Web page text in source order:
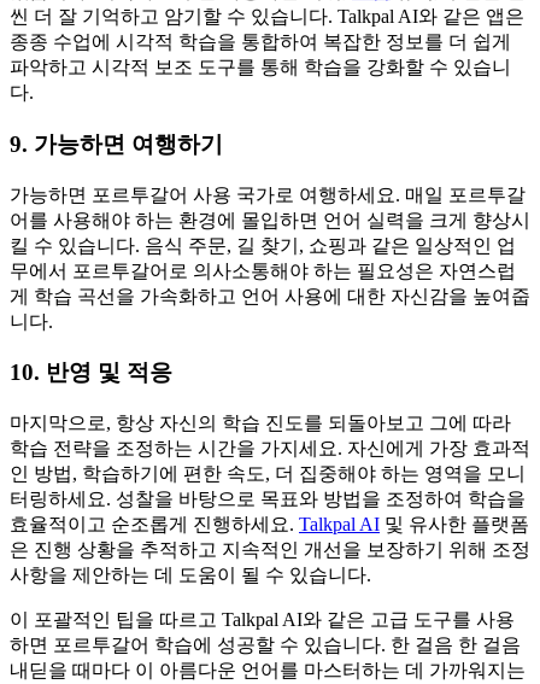
씬 더 잘 기억하고 암기할 수 있습니다. Talkpal AI와 같은 앱은
종종 수업에 시각적 학습을 통합하여 복잡한 정보를 더 쉽게
파악하고 시각적 보조 도구를 통해 학습을 강화할 수 있습니
다.
9. 가능하면 여행하기
가능하면 포르투갈어 사용 국가로 여행하세요. 매일 포르투갈
어를 사용해야 하는 환경에 몰입하면 언어 실력을 크게 향상시
킬 수 있습니다. 음식 주문, 길 찾기, 쇼핑과 같은 일상적인 업
무에서 포르투갈어로 의사소통해야 하는 필요성은 자연스럽
게 학습 곡선을 가속화하고 언어 사용에 대한 자신감을 높여줍
니다.
10. 반영 및 적응
마지막으로, 항상 자신의 학습 진도를 되돌아보고 그에 따라
학습 전략을 조정하는 시간을 가지세요. 자신에게 가장 효과적
인 방법, 학습하기에 편한 속도, 더 집중해야 하는 영역을 모니
터링하세요. 성찰을 바탕으로 목표와 방법을 조정하여 학습을
효율적이고 순조롭게 진행하세요. Talkpal AI 및 유사한 플랫폼
은 진행 상황을 추적하고 지속적인 개선을 보장하기 위해 조정
사항을 제안하는 데 도움이 될 수 있습니다.
이 포괄적인 팁을 따르고 Talkpal AI와 같은 고급 도구를 사용
하면 포르투갈어 학습에 성공할 수 있습니다. 한 걸음 한 걸음
내딛을 때마다 이 아름다운 언어를 마스터하는 데 가까워지는